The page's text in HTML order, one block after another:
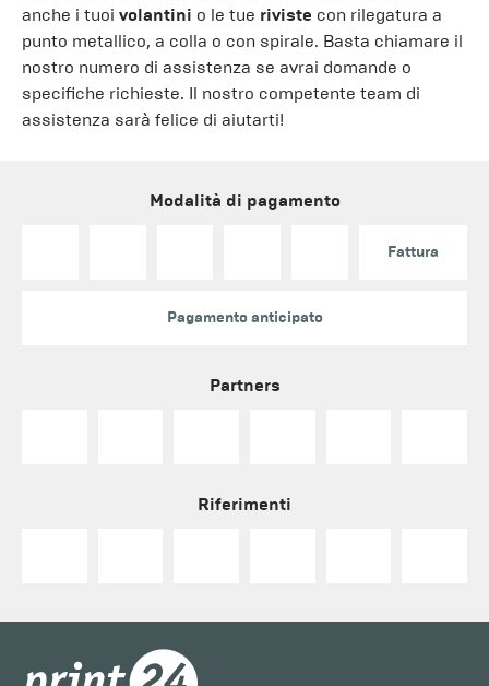
anche i tuoi volantini o le tue riviste con rilegatura a
punto metallico, a colla o con spirale. Basta chiamare il
nostro numero di assistenza se avrai domande o
specifiche richieste. Il nostro competente team di
assistenza sarà felice di aiutarti!
Modalità di pagamento
Fattura
Pagamento anticipato
Partners
Riferimenti